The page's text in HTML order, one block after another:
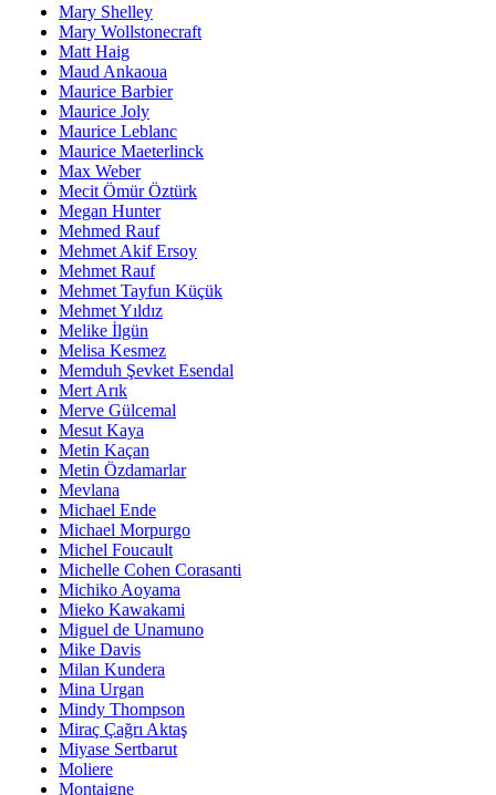
Mary Shelley
Mary Wollstonecraft
Matt Haig
Maud Ankaoua
Maurice Barbier
Maurice Joly
Maurice Leblanc
Maurice Maeterlinck
Max Weber
Mecit Ömür Öztürk
Megan Hunter
Mehmed Rauf
Mehmet Akif Ersoy
Mehmet Rauf
Mehmet Tayfun Küçük
Mehmet Yıldız
Melike İlgün
Melisa Kesmez
Memduh Şevket Esendal
Mert Arık
Merve Gülcemal
Mesut Kaya
Metin Kaçan
Metin Özdamarlar
Mevlana
Michael Ende
Michael Morpurgo
Michel Foucault
Michelle Cohen Corasanti
Michiko Aoyama
Mieko Kawakami
Miguel de Unamuno
Mike Davis
Milan Kundera
Mina Urgan
Mindy Thompson
Miraç Çağrı Aktaş
Miyase Sertbarut
Moliere
Montaigne